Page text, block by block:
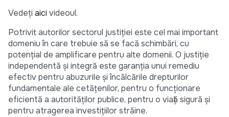
Vedeți aici videoul.
Potrivit autorilor sectorul justiției este cel mai important
domeniu în care trebuie să se facă schimbări, cu
potențial de amplificare pentru alte domenii. O justiție
independentă și integră este garanția unui remediu
efectiv pentru abuzurile și încălcările drepturilor
fundamentale ale cetățenilor, pentru o funcționare
eficientă a autorităților publice, pentru o viață sigură și
pentru atragerea investițiilor străine.